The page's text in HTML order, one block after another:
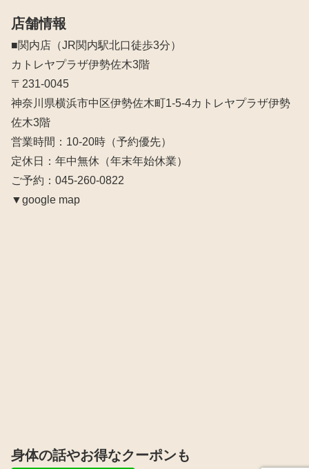
店舗情報
■関内店（JR関内駅北口徒歩3分）
カトレヤプラザ伊勢佐木3階
〒231-0045
神奈川県横浜市中区伊勢佐木町1-5-4カトレヤプラザ伊勢
佐木3階
営業時間：10‐20時（予約優先）
定休日：年中無休（年末年始休業）
ご予約：045-260-0822
▼google map
身体の話やお得なクーポンも